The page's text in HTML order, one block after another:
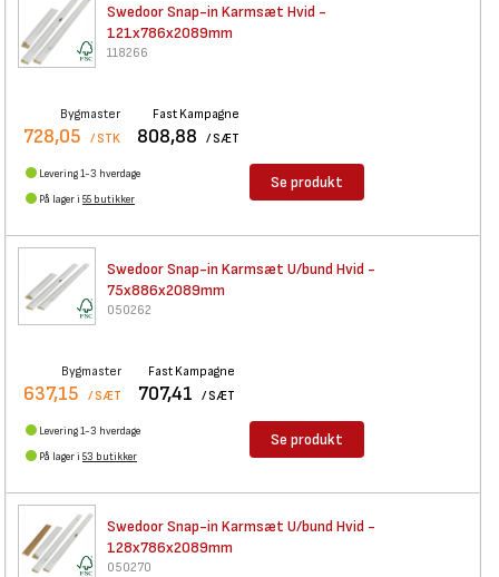
Swedoor Snap-in Karmsæt Hvid -
121x786x2089mm
118266
Bygmaster
728,05 / STK
Fast Kampagne
808,88 / SÆT
Levering 1-3 hverdage
På lager i 55 butikker
Se produkt
Swedoor Snap-in Karmsæt U/bund Hvid -
75x886x2089mm
050262
Bygmaster
637,15 / SÆT
Fast Kampagne
707,41 / SÆT
Levering 1-3 hverdage
På lager i 53 butikker
Se produkt
Swedoor Snap-in Karmsæt U/bund Hvid -
128x786x2089mm
050270